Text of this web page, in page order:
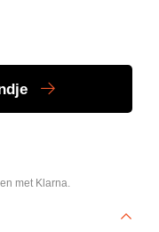
met Klarna.